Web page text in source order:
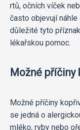
rtů, očních víček
často objevují náhle
důležité tyto
lékařskou pomoc.
Možné příčiny
Možné příčiny
se jedná o
mléko, ryby nebo